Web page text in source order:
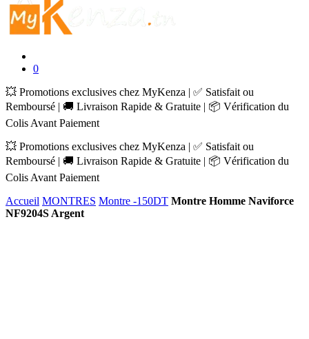
0
💥 Promotions exclusives chez MyKenza | ✅ Satisfait ou
Remboursé | 🚚 Livraison Rapide & Gratuite | 📦 Vérification du
Colis Avant Paiement
💥 Promotions exclusives chez MyKenza | ✅ Satisfait ou
Remboursé | 🚚 Livraison Rapide & Gratuite | 📦 Vérification du
Colis Avant Paiement
Accueil MONTRES Montre -150DT Montre Homme Naviforce
NF9204S Argent